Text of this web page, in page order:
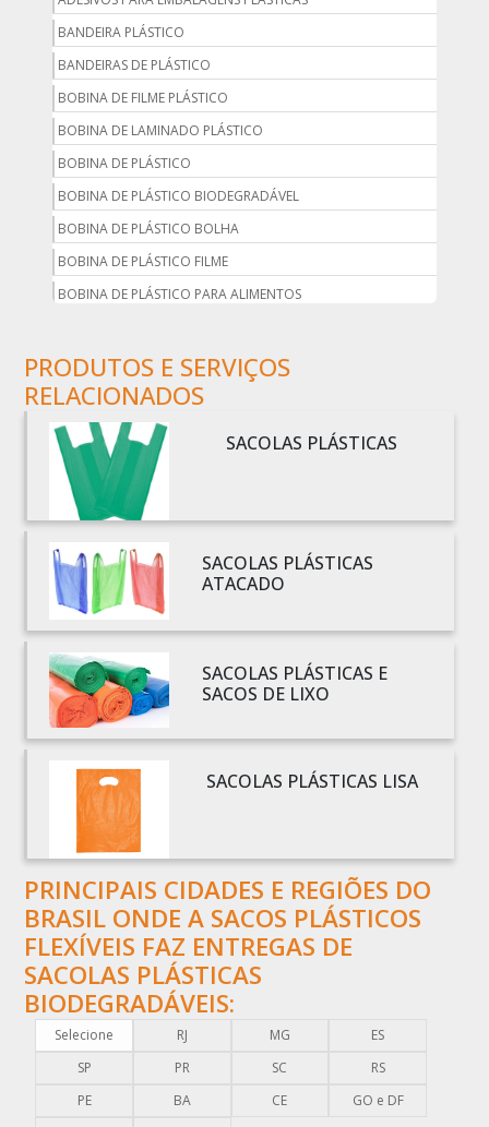
BANDEIRA PLÁSTICO
BANDEIRAS DE PLÁSTICO
BOBINA DE FILME PLÁSTICO
BOBINA DE LAMINADO PLÁSTICO
BOBINA DE PLÁSTICO
BOBINA DE PLÁSTICO BIODEGRADÁVEL
BOBINA DE PLÁSTICO BOLHA
BOBINA DE PLÁSTICO FILME
BOBINA DE PLÁSTICO PARA ALIMENTOS
BOBINA DE PLÁSTICO PRETO
BOBINA DE PLÁSTICO TRANSPARENTE
BOBINA DE SACO PLÁSTICO
BOBINA PLÁSTICA
BOBINA PLÁSTICA PARA ESTUFA
BOBINA PLÁSTICO
BOBINA PLÁSTICO BOLHA
BOBINA PLÁSTICO FILME
BOBINA SACO PLÁSTICO
BOBINAS EM PLÁSTICO BOLHA 1
BOBINAS PARA SACOLAS PLÁSTICAS
BOBINAS PLÁSTICAS PARA FABRICAR SACOLAS
BOBINAS PLÁSTICAS PERSONALIZADAS
BOBINAS PLÁSTICAS PICOTADAS
BOBINAS PLÁSTICAS RECICLADAS
BOBINAS PLÁSTICAS TÉCNICAS
CAIXA EMBALAGEM PLÁSTICA TRANSPARENTE
CAPA PLÁSTICA PARA DOCUMENTOS
CAPA PLÁSTICA PARA PALLET
COMERCIO DE EMBALAGENS PLÁSTICAS
PRODUTOS E SERVIÇOS
RELACIONADOS
SACOLAS PLÁSTICAS
SACOLAS PLÁSTICAS
ATACADO
SACOLAS PLÁSTICAS E
SACOS DE LIXO
SACOLAS PLÁSTICAS LISA
PRINCIPAIS CIDADES E REGIÕES DO
BRASIL ONDE A SACOS PLÁSTICOS
FLEXÍVEIS FAZ ENTREGAS DE
SACOLAS PLÁSTICAS
BIODEGRADÁVEIS:
Selecione RJ MG
ES
SP
PR SC
RS
PE
BA CE
GO e DF